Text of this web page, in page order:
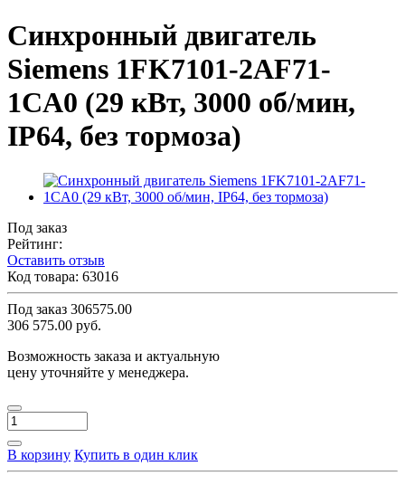
Синхронный двигатель
Siemens 1FK7101-2AF71-
1CA0 (29 кВт, 3000 об/мин,
IP64, без тормоза)
Под заказ
Рейтинг:
Оставить отзыв
Код товара: 63016
Под заказ 306575.00
306 575.00 руб.
Возможность заказа и актуальную
цену уточняйте у менеджера.
В корзину Купить в один клик